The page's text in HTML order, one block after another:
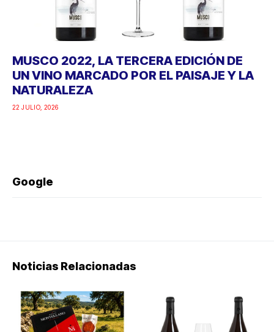
MUSCO 2022, LA TERCERA EDICIÓN DE
UN VINO MARCADO POR EL PAISAJE Y LA
NATURALEZA
22 JULIO, 2026
Google
Noticias Relacionadas